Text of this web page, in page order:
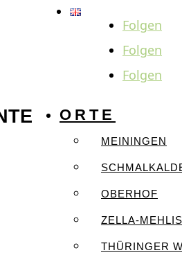
Folgen
Folgen
Folgen
ORTE
MEININGEN
OBERHOF
ZELLA-MEHLIS
THÜRINGER